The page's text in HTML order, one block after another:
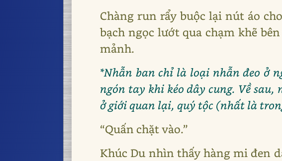
Chàng run rẩy buộc lại nút áo
bạch ngọc lướt qua chạm khẽ
mảnh.
*Nhẫn ban chỉ là loại nhẫn đeo ở
ngón tay khi kéo dây cung. Về
ở giới quan lại, quý tộc (nhất là
“Quấn chặt vào.”
Khúc Du nhìn thấy hàng mi đen